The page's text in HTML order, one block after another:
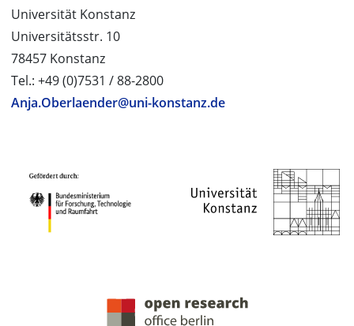
Universität Konstanz
Universitätsstr. 10
78457 Konstanz
Tel.: +49 (0)7531 / 88-2800
Anja.Oberlaender@uni-konstanz.de